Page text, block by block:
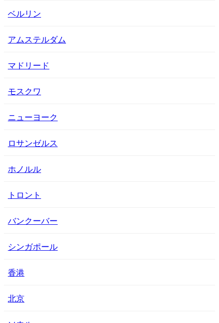
ベルリン
アムステルダム
マドリード
モスクワ
ニューヨーク
ロサンゼルス
ホノルル
トロント
バンクーバー
シンガポール
香港
北京